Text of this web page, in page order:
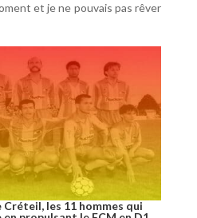
et je ne pouvais pas rêver
les 11 hommes qui